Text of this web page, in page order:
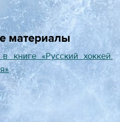
материалы
книге «Русский хоккей.